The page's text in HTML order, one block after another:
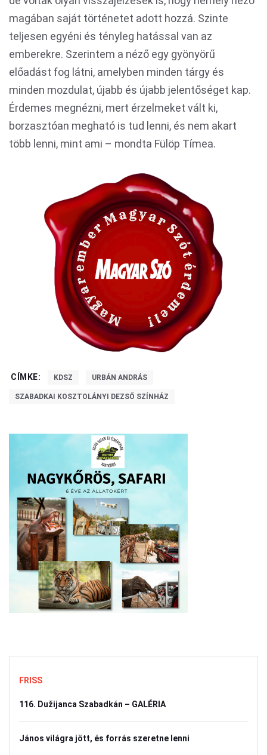
magában saját történetet adott hozzá. Szinte
teljesen egyéni és tényleg hatással van az
emberekre. Szerintem a néző egy gyönyörű
előadást fog látni, amelyben minden tárgy és
minden mozdulat, újabb és újabb jelentőséget kap.
Érdemes megnézni, mert érzelmeket vált ki,
borzasztóan megható is tud lenni, és nem akart
több lenni, mint ami – mondta Fülöp Tímea.
CÍMKE: KDSZ URBÁN ANDRÁS
SZABADKAI KOSZTOLÁNYI DEZSŐ SZÍNHÁZ
FRISS
116. Dužijanca Szabadkán – GALÉRIA
János világra jött, és forrás szeretne lenni